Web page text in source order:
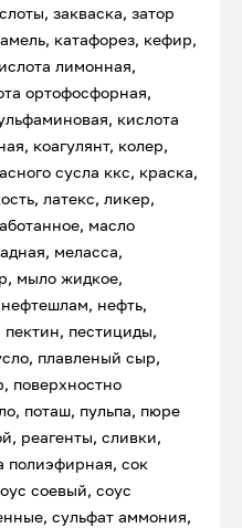
закваска, затор
катафорез, кефир,
лимонная,
ортофосфорная,
кислота
коагулянт, колер,
сусла ккс, краска,
латекс, ликер,
масло
меласса,
мыло жидкое,
нефть,
пектин, пестициды,
плавленый сыр,
поверхностно
поташ, пульпа, пюре
реагенты, сливки,
полиэфирная, сок
соевый, соус
сульфат аммония,